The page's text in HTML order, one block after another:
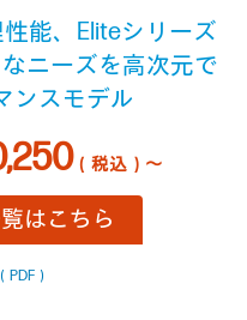
能、 Eliteシリーズ
ニーズを高次元で
ンスモデル
（税込）～
はこちら
）